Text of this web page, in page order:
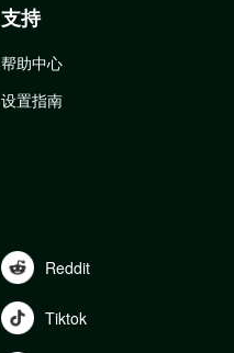
支持
帮助中心
设置指南
Reddit
Tiktok